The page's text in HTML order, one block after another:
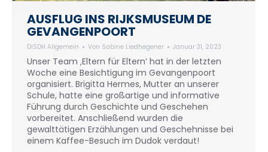
AUSFLUG INS RIJKSMUSEUM DE
GEVANGENPOORT
DISDH Allgemein Von Sabine Liedhegener Januar 31, 2023
Unser Team ‚Eltern für Eltern‘ hat in der letzten
Woche eine Besichtigung im Gevangenpoort
organisiert. Brigitta Hermes, Mutter an unserer
Schule, hatte eine großartige und informative
Führung durch Geschichte und Geschehen
vorbereitet. Anschließend wurden die
gewalttätigen Erzählungen und Geschehnisse bei
einem Kaffee-Besuch im Dudok verdaut!